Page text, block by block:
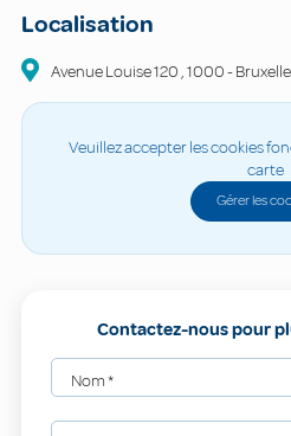
Localisation
Avenue Louise120,1000-
Veuillez accepter les cookies
carte
Gérer les
Contactez-nous pour
Nom*